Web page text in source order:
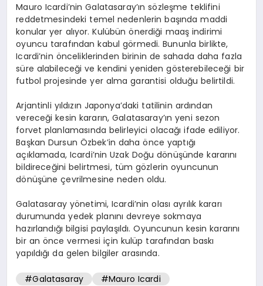
Mauro Icardi’nin Galatasaray’ın sözleşme teklifini
reddetmesindeki temel nedenlerin başında maddi
konular yer alıyor. Kulübün önerdiği maaş indirimi
oyuncu tarafından kabul görmedi. Bununla birlikte,
Icardi’nin önceliklerinden birinin de sahada daha fazla
süre alabileceği ve kendini yeniden gösterebileceği bir
futbol projesinde yer alma garantisi olduğu belirtildi.
Arjantinli yıldızın Japonya’daki tatilinin ardından
vereceği kesin kararın, Galatasaray’ın yeni sezon
forvet planlamasında belirleyici olacağı ifade ediliyor.
Başkan Dursun Özbek’in daha önce yaptığı
açıklamada, Icardi’nin Uzak Doğu dönüşünde kararını
bildireceğini belirtmesi, tüm gözlerin oyuncunun
dönüşüne çevrilmesine neden oldu.
Galatasaray yönetimi, Icardi’nin olası ayrılık kararı
durumunda yedek planını devreye sokmaya
hazırlandığı bilgisi paylaşıldı. Oyuncunun kesin kararını
bir an önce vermesi için kulüp tarafından baskı
yapıldığı da gelen bilgiler arasında.
#Galatasaray #Mauro Icardi